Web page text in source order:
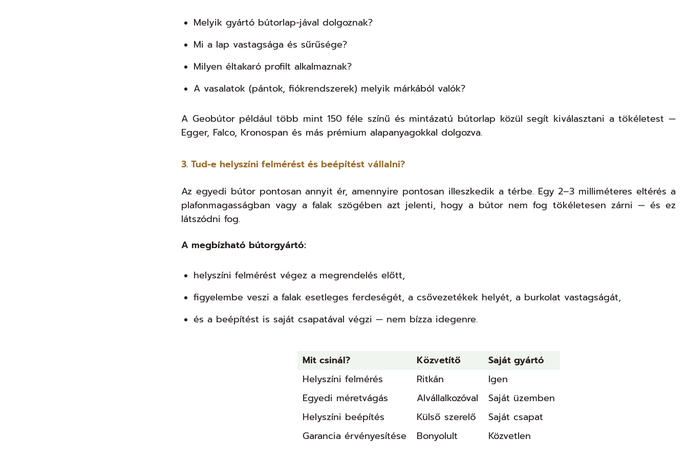
Melyik gyártó bútorlap-jával dolgoznak?
Mi a lap vastagsága és sűrűsége?
Milyen éltakaró profilt alkalmaznak?
A vasalatok (pántok, fiókrendszerek) melyik márkából valók?
A Geobútor például több mint 150 féle színű és mintázatú bútorlap közül segít kiválasztani a tökéletest —
Egger, Falco, Kronospan és más prémium alapanyagokkal dolgozva.
3. Tud-e helyszíni felmérést és beépítést vállalni?
Az egyedi bútor pontosan annyit ér, amennyire pontosan illeszkedik a térbe. Egy 2–3 milliméteres eltérés a
plafonmagasságban vagy a falak szögében azt jelenti, hogy a bútor nem fog tökéletesen zárni — és ez
látszódni fog.
A megbízható bútorgyártó:
helyszíni felmérést végez a megrendelés előtt,
figyelembe veszi a falak esetleges ferdeségét, a csővezetékek helyét, a burkolat vastagságát,
és a beépítést is saját csapatával végzi — nem bízza idegenre.
Mit csinál? Közvetítő
Saját gyártó
Helyszíni felmérés
Ritkán
Igen
Egyedi méretvágás
Alvállalkozóval
Saját üzemben
Helyszíni beépítés
Külső szerelő
Saját csapat
Garancia érvényesítése
Bonyolult Közvetlen